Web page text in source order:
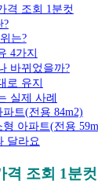
격 조회 1분컷
?
는?
4가지
바뀌었을까?
로 유지
실제 사례
트(전용 84m2)
아파트(전용
달라요
격 조회 1분컷